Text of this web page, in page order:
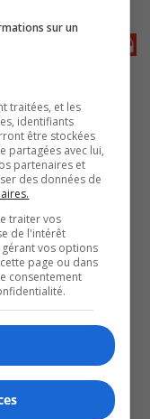
» selon
réalisations
sur un
traitées, et les
identifiants
être stockées
partagées avec lui,
partenaires et
des données de
traiter vos
de l'intérêt
vos options
page ou dans
consentement